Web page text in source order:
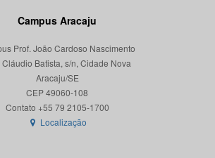
Campus Aracaju
Prof. João Cardoso Nascimento
Cláudio Batista, s/n, Cidade Nova
Aracaju/SE
CEP 49060-108
Localização